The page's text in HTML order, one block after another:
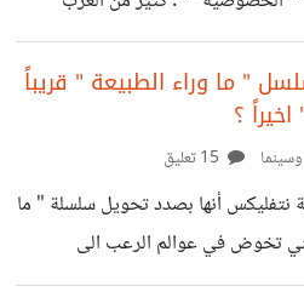
بإعتباره رديفاً للاهانة، إذا طلبت
سواءً في اهتماماتك أو مكانك
سيتراوح رد فعله ما بين النظر لك
مُرحّباً به - ، وليس انتهاءً
استثناءات طبعاً وعدم التعميم، إلا
" ما وراء الطبيعة " قريباً
؟
نتفليكس أنها بصدد تحويل سلسلة " ما
تخوض في عوالم الرعب الى
الشباب العربي والتي كتبها الكاتب